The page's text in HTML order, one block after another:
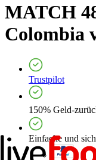
MATCH
Colombia
Trustpilot
150% Geld-
Einfache und